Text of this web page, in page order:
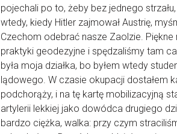
pojechali po to, żeby bez jednego
wtedy, kiedy Hitler zajmował Austrię,
Czechom odebrać nasze Zaolzie.
praktyki geodezyjne i spędzaliśmy tam
była moja działka, bo byłem wtedy
lądowego. W czasie okupacji dostałem
podchorąży, i na tę kartę mobilizacyjną
artylerii lekkiej jako dowódca drugiego
bardzo ciężka, walka: przy czym